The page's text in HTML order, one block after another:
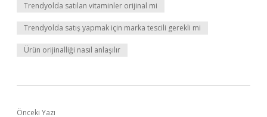
Trendyolda satılan vitaminler orijinal mi
Trendyolda satış yapmak için marka tescili gerekli mi
Ürün orijinalliği nasıl anlaşılır
Önceki Yazı